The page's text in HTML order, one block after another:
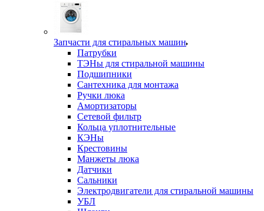
Запчасти для стиральных машин
Патрубки
ТЭНы для стиральной машины
Подшипники
Сантехника для монтажа
Ручки люка
Амортизаторы
Сетевой фильтр
Кольца уплотнительные
КЭНы
Крестовины
Манжеты люка
Датчики
Сальники
Электродвигатели для стиральной машины
УБЛ